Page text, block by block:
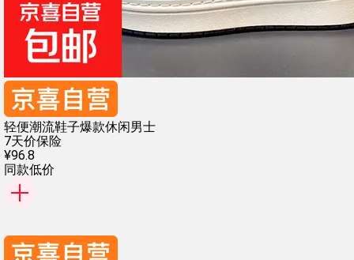
轻便潮流鞋子爆款休闲男士
7天价保险
¥96.8
同款低价